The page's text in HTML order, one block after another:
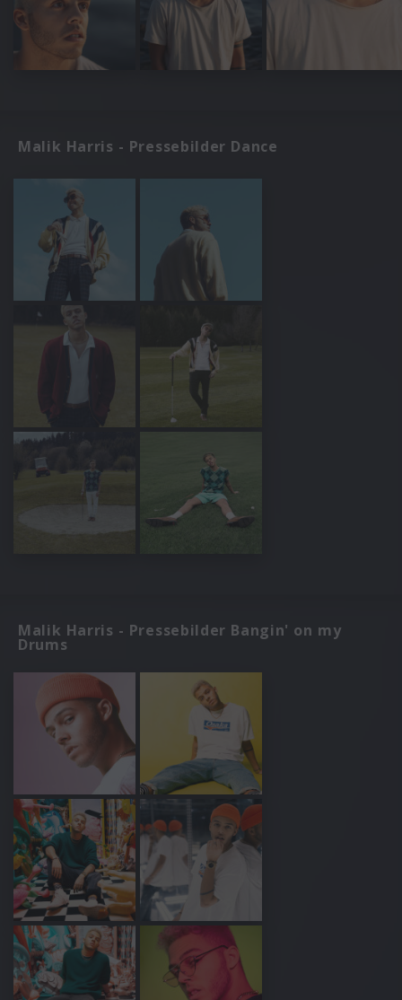
Malik Harris - Pressebilder Dance
Malik Harris - Pressebilder Bangin' on my
Drums